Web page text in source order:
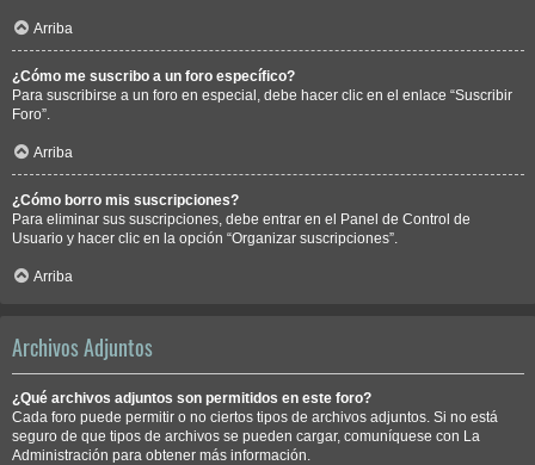
Arriba
¿Cómo me suscribo a un foro específico?
Para suscribirse a un foro en especial, debe hacer clic en el enlace “Suscribir
Foro”.
Arriba
¿Cómo borro mis suscripciones?
Para eliminar sus suscripciones, debe entrar en el Panel de Control de
Usuario y hacer clic en la opción “Organizar suscripciones”.
Arriba
Archivos Adjuntos
¿Qué archivos adjuntos son permitidos en este foro?
Cada foro puede permitir o no ciertos tipos de archivos adjuntos. Si no está
seguro de que tipos de archivos se pueden cargar, comuníquese con La
Administración para obtener más información.